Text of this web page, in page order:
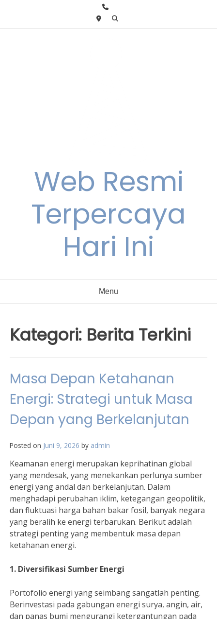
Web Resmi
Terpercaya
Hari Ini
Menu
Kategori: Berita Terkini
Masa Depan Ketahanan
Energi: Strategi untuk Masa
Depan yang Berkelanjutan
Posted on Juni 9, 2026 by admin
Keamanan energi merupakan keprihatinan global
yang mendesak, yang menekankan perlunya sumber
energi yang andal dan berkelanjutan. Dalam
menghadapi perubahan iklim, ketegangan geopolitik,
dan fluktuasi harga bahan bakar fosil, banyak negara
yang beralih ke energi terbarukan. Berikut adalah
strategi penting yang membentuk masa depan
ketahanan energi.
1. Diversifikasi Sumber Energi
Portofolio energi yang seimbang sangatlah penting.
Berinvestasi pada gabungan energi surya, angin, air,
dan panas bumi mengurangi ketergantungan pada